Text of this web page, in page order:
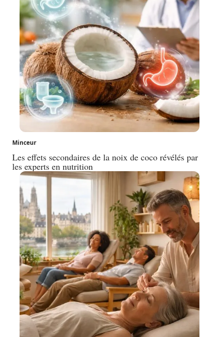
Minceur
Les effets secondaires de la noix de coco révélés par
les experts en nutrition